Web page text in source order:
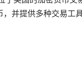
并提供多种交易工